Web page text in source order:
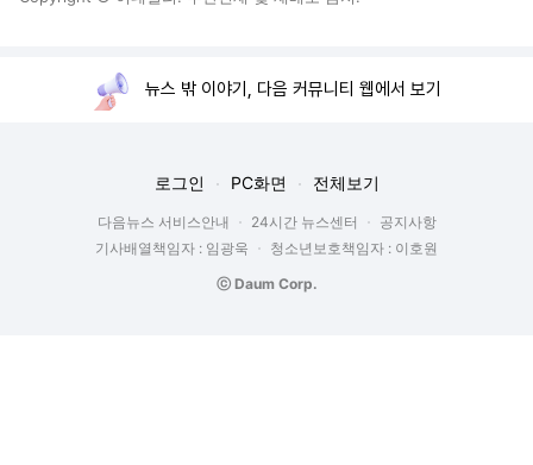
뉴스 밖 이야기, 다음 커뮤니티 웹에서 보기
로그인 PC화면 전체보기
다음뉴스 서비스안내 24시간 뉴스센터
공지사항
기사배열책임자 : 임광욱
청소년보호책임자 : 이호원
ⓒ Daum Corp.